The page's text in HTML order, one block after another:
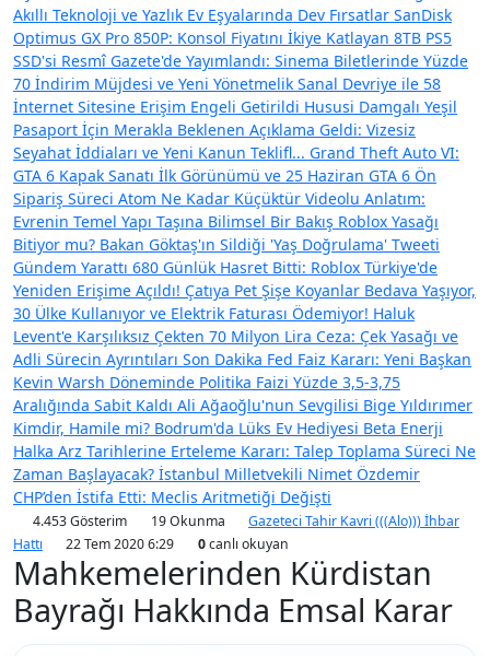
Akıllı Teknoloji ve Yazlık Ev Eşyalarında Dev Fırsatlar SanDisk
Optimus GX Pro 850P: Konsol Fiyatını İkiye Katlayan 8TB PS5
SSD'si Resmî Gazete'de Yayımlandı: Sinema Biletlerinde Yüzde
70 İndirim Müjdesi ve Yeni Yönetmelik Sanal Devriye ile 58
İnternet Sitesine Erişim Engeli Getirildi Hususi Damgalı Yeşil
Pasaport İçin Merakla Beklenen Açıklama Geldi: Vizesiz
Seyahat İddiaları ve Yeni Kanun Teklifl... Grand Theft Auto VI:
GTA 6 Kapak Sanatı İlk Görünümü ve 25 Haziran GTA 6 Ön
Sipariş Süreci Atom Ne Kadar Küçüktür Videolu Anlatım:
Evrenin Temel Yapı Taşına Bilimsel Bir Bakış Roblox Yasağı
Bitiyor mu? Bakan Göktaş'ın Sildiği 'Yaş Doğrulama' Tweeti
Gündem Yarattı 680 Günlük Hasret Bitti: Roblox Türkiye'de
Yeniden Erişime Açıldı! Çatıya Pet Şişe Koyanlar Bedava Yaşıyor,
30 Ülke Kullanıyor ve Elektrik Faturası Ödemiyor! Haluk
Levent'e Karşılıksız Çekten 70 Milyon Lira Ceza: Çek Yasağı ve
Adli Sürecin Ayrıntıları Son Dakika Fed Faiz Kararı: Yeni Başkan
Kevin Warsh Döneminde Politika Faizi Yüzde 3,5-3,75
Aralığında Sabit Kaldı Ali Ağaoğlu'nun Sevgilisi Bige Yıldırımer
Kimdir, Hamile mi? Bodrum'da Lüks Ev Hediyesi Beta Enerji
Halka Arz Tarihlerine Erteleme Kararı: Talep Toplama Süreci Ne
Zaman Başlayacak? İstanbul Milletvekili Nimet Özdemir
CHP’den İstifa Etti: Meclis Aritmetiği Değişti
4.453 Gösterim 19 Okunma
Gazeteci Tahir Kavri (((Alo))) İhbar
Hattı
22 Tem 2020 6:29 0canlı okuyan
Mahkemelerinden Kürdistan
Bayrağı Hakkında Emsal Karar